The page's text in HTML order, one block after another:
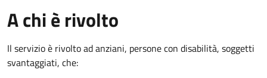
A chi è rivolto
Il servizio è rivolto ad anziani, persone con disabilità, soggetti
svantaggiati, che: